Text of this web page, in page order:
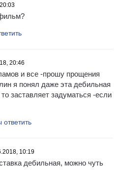
20:46
и все -прошу прощения
я понял даже эта дебильная
то заставляет задуматься -если
ответить
10:19
дебильная, можно чуть